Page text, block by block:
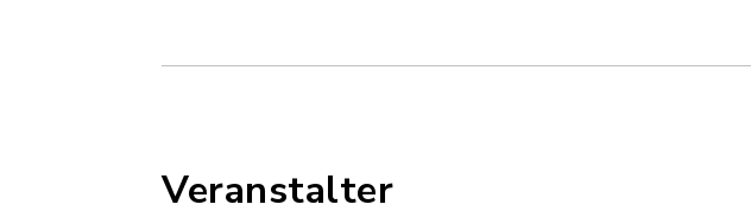
Veranstalter